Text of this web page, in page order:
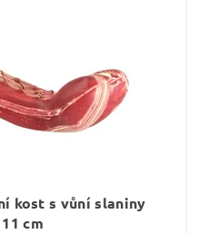
kost s vůní slaniny
cm